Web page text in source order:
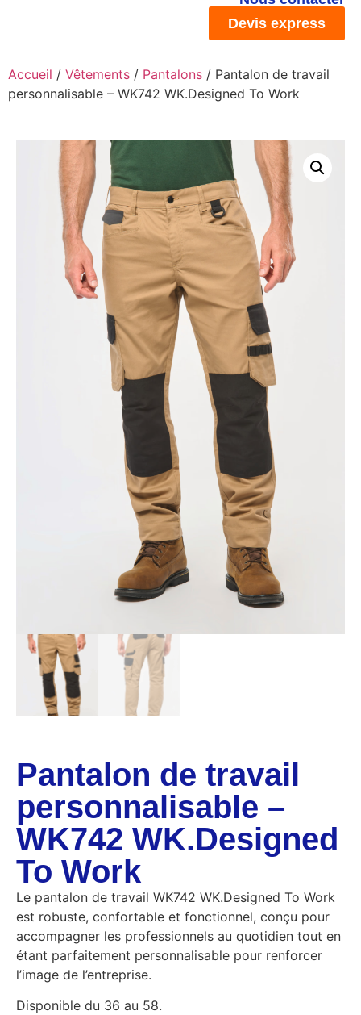
Devis express
Accueil / Vêtements / Pantalons / Pantalon de travail
personnalisable – WK742 WK.Designed To Work
Pantalon de travail
personnalisable –
WK742 WK.Designed
To Work
Le pantalon de travail WK742 WK.Designed To Work
est robuste, confortable et fonctionnel, conçu pour
accompagner les professionnels au quotidien tout en
étant parfaitement personnalisable pour renforcer
l’image de l’entreprise.
Disponible du 36 au 58.